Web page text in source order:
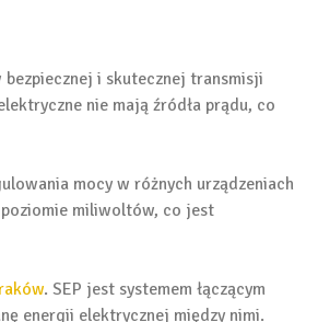
i skutecznej transmisji
nie mają źródła prądu, co
mocy w różnych urządzeniach
poziomie miliwoltów, co jest
. SEP jest systemem łączącym
energii elektrycznej między nimi.